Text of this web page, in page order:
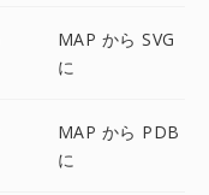
MAP から SVG
に
MAP から PDB
に